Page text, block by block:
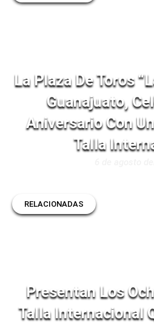
La Plaza De Toros
Guanajuato,
Aniversario Con
Talla
RELACIONADAS
Presentan Los
Talla Internacional